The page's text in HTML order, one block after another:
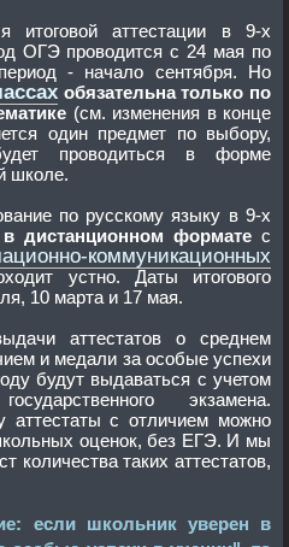
9-х
проводится с 24 мая по
- начало сентября. Но
обязательна только по
и по математике (см. изменения в конце
один предмет по выбору,
в форме
школе.
по русскому языку в 9-х
в дистанционном формате с
коммуникационных
устно. Даты итогового
— 10 февраля, 10 марта и 17 мая.
о среднем
медали за особые успехи
будут выдаваться с учетом
с отличием можно
оценок, без ЕГЭ. И мы
количества таких аттестатов,
если школьник уверен в